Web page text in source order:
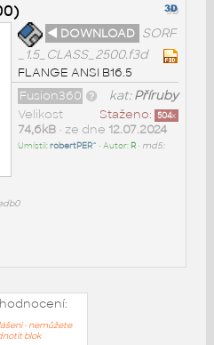
◄ DOWNLOAD SORF
_1.5_CLASS_2500.f3d
FLANGE ANSI B16.5
kat:Příruby
Fusion360
Staženo: 504x
Velikost
74,6kB• ze dne 12.07.2024
Umístil:robertPER^ • Autor: R• md5:
- nemůžete
blok